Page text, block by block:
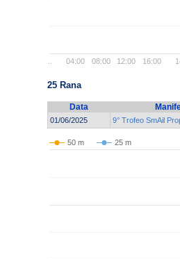
04:00 08:00 12:00 16:00
25 Rana
Data
01/06/2025 9° Trofeo SmAil
50 m 25 m